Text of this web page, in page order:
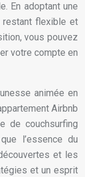
En adoptant une
restant flexible et
vous pouvez
votre compte en
animée en
Airbnb
de couchsurfing
l’essence du
et les
et un esprit